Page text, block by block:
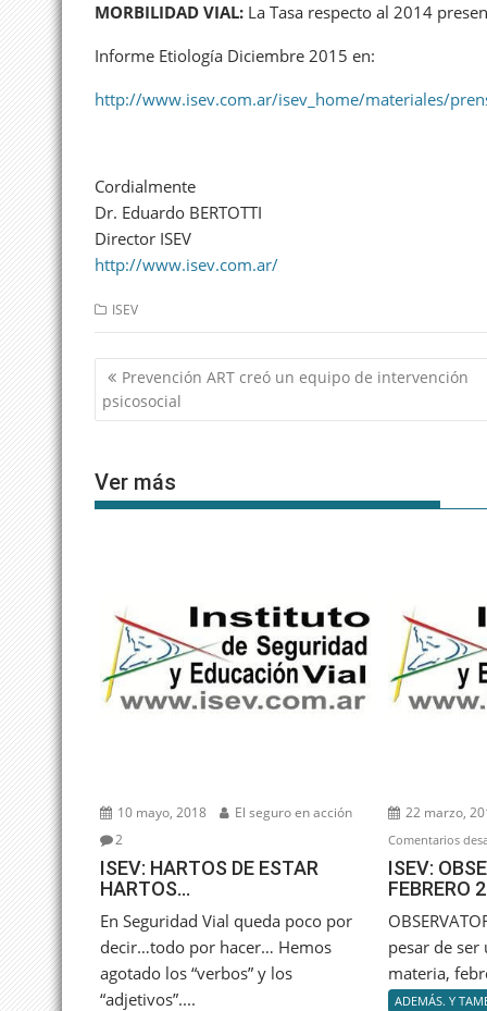
MORBILIDAD VIAL: La Tasa respecto al 2014
Informe Etiología Diciembre 2015 en:
http://www.isev.com.ar/isev_home/materiales/
Cordialmente
Dr. Eduardo BERTOTTI
Director ISEV
http://www.isev.com.ar/
ISEV
Navegación
de
entradas
Prevención ART creó un equipo de intervención
psicosocial
Ver más
10 mayo, 2018
El seguro en acción
2
ISEV: HARTOS DE ESTAR
HARTOS…
En Seguridad Vial queda poco por
decir…todo por hacer… Hemos
agotado los “verbos” y los
“adjetivos”....
22 marzo,
Comentarios
ISEV:
FEBRERO
pesar de ser
materia,
ADEMÁS. Y